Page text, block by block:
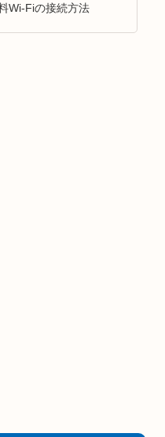
Wi-Fiの接続方法